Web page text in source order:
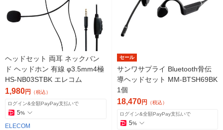
ヘッドセット 両耳 ネックバン
ド ヘッドホン 有線 φ3.5mm4極
HS-NB03STBK エレコム
1,980円 （税込）
ログイン&全額PayPay支払いで
5%
ELECOM
セール
サンワサプライ Bluetooth骨伝
導ヘッドセット MM-BTSH69BK
1個
18,470円 （税込）
ログイン&全額PayPay支払いで
5%